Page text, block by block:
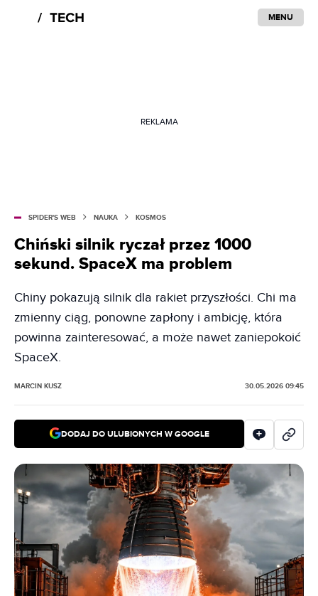
MENU
REKLAMA
SPIDER'S WEB NAUKA KOSMOS
Chiński silnik ryczał przez 1000
sekund. SpaceX ma problem
Chiny pokazują silnik dla rakiet przyszłości. Chi ma
zmienny ciąg, ponowne zapłony i ambicję, która
powinna zainteresować, a może nawet zaniepokoić
SpaceX.
MARCIN KUSZ 30.05.2026 09:45
DODAJ DO ULUBIONYCH W GOOGLE